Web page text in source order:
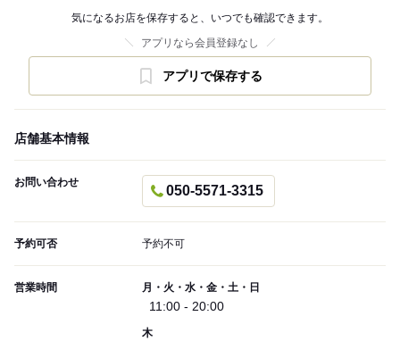
気になるお店を保存すると、いつでも確認できます。
アプリなら会員登録なし
アプリで保存する
店舗基本情報
お問い合わせ
050-5571-3315
予約可否 予約不可
営業時間 月・火・水・金・土・日
11:00 - 20:00
木